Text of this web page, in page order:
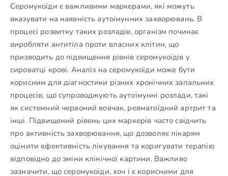
Серомукоїди є важливими маркерами, які можуть
вказувати на наявність аутоімунних захворювань. В
процесі розвитку таких розладів, організм починає
виробляти антитіла проти власних клітин, що
призводить до підвищення рівнів серомукоїдів у
сироватці крові. Аналіз на серомукоїди може бути
корисним для діагностики різних хронічних запальних
процесів, що супроводжують аутоімунні розлади, такі
як системний червоний вовчак, ревматоїдний артрит та
інші. Підвищений рівень цих маркерів часто свідчить
про активність захворювання, що дозволяє лікарям
оцінити ефективність лікування та коригувати терапію
відповідно до зміни клінічної картини. Важливо
зазначити, що серомукоїди, хоч і є корисними для